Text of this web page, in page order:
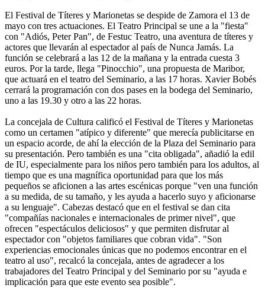
El Festival de Títeres y Marionetas se despide de Zamora el 13 de
mayo con tres actuaciones. El Teatro Principal se une a la "fiesta"
con "Adiós, Peter Pan", de Festuc Teatro, una aventura de títeres y
actores que llevarán al espectador al país de Nunca Jamás. La
función se celebrará a las 12 de la mañana y la entrada cuesta 3
euros. Por la tarde, llega "Pinocchio", una propuesta de Maribor,
que actuará en el teatro del Seminario, a las 17 horas. Xavier Bobés
cerrará la programación con dos pases en la bodega del Seminario,
uno a las 19.30 y otro a las 22 horas.
La concejala de Cultura calificó el Festival de Títeres y Marionetas
como un certamen "atípico y diferente" que merecía publicitarse en
un espacio acorde, de ahí la elección de la Plaza del Seminario para
su presentación. Pero también es una "cita obligada", añadió la edil
de IU, especialmente para los niños pero también para los adultos, al
tiempo que es una magnífica oportunidad para que los más
pequeños se aficionen a las artes escénicas porque "ven una función
a su medida, de su tamaño, y les ayuda a hacerlo suyo y aficionarse
a su lenguaje". Cabezas destacó que en el festival se dan cita
"compañías nacionales e internacionales de primer nivel", que
ofrecen "espectáculos deliciosos" y que permiten disfrutar al
espectador con "objetos familiares que cobran vida". "Son
experiencias emocionales únicas que no podemos encontrar en el
teatro al uso", recalcó la concejala, antes de agradecer a los
trabajadores del Teatro Principal y del Seminario por su "ayuda e
implicación para que este evento sea posible".